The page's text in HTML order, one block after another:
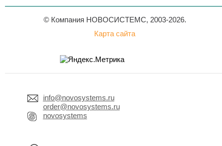
© Компания НОВОСИСТЕМС, 2003-2026.
Карта сайта
info@novosystems.ru
order@novosystems.ru
novosystems